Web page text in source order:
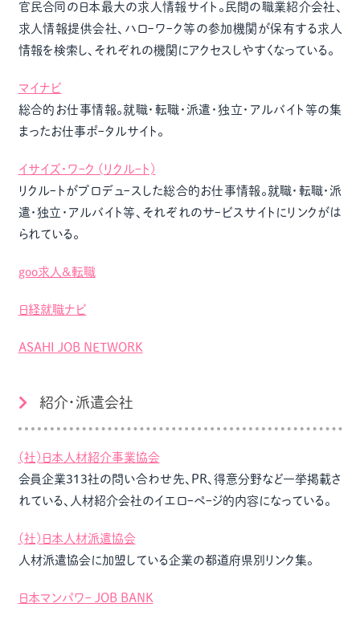
官民合同の日本最大の求人情報サイト。民間の職業紹介会社、
求人情報提供会社、ハロｰワｰク等の参加機関が保有する求人
情報を検索し、それぞれの機関にアクセスしやすくなっている。
マイナビ
総合的お仕事情報。就職・転職・派遣・独立・アルバイト等の集
まったお仕事ポｰタルサイト。
イサイズ・ワｰク (リクルｰト)
リクルｰトがプロデュｰスした総合的お仕事情報。就職・転職・派
遣・独立・アルバイト等、それぞれのサｰビスサイトにリンクがは
られている。
goo求人&転職
日経就職ナビ
ASAHI JOB NETWORK
紹介・派遣会社
(社)日本人材紹介事業協会
会員企業313社の問い合わせ先、PR、得意分野など一挙掲載さ
れている、人材紹介会社のイエロｰペｰジ的内容になっている。
(社)日本人材派遣協会
人材派遣協会に加盟している企業の都道府県別リンク集。
日本マンパワｰ JOB BANK